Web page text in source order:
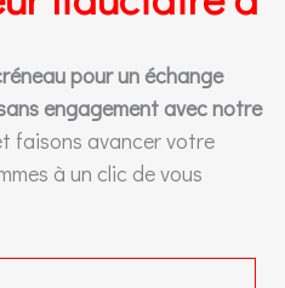
pour un échange
engagement avec notre
faisons avancer votre
à un clic de vous